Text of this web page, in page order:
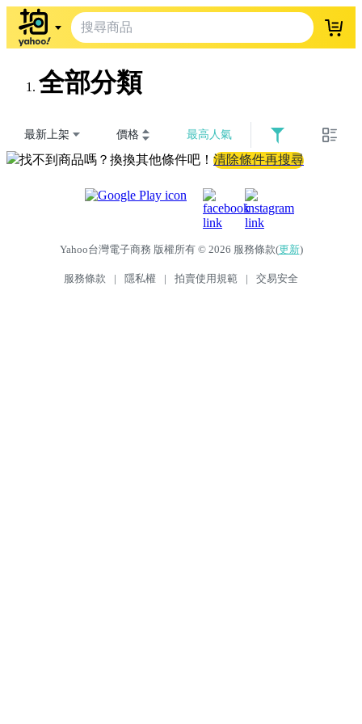
登入
全部分類
最新上架 價格 最高人氣
找不到商品嗎？換換其他條件吧！ 清除條件再搜尋
Yahoo台灣電子商務 版權所有 © 2026 服務條款(更新)
服務條款 | 隱私權 | 拍賣使用規範 | 交易安全